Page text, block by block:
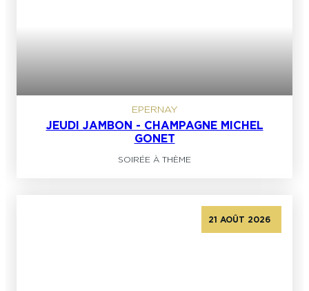
EPERNAY
JEUDI JAMBON - CHAMPAGNE MICHEL
GONET
SOIRÉE À THÈME
21 AOÛT 2026